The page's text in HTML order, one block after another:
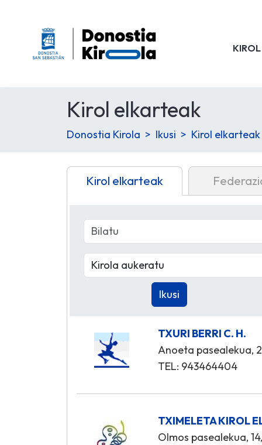
Kirol elkarteak
Donostia Kirola Ikusi Kirol elkarteak
Kirol elkarteak
TXURI BERRI C. H.
Anoeta pasealekua,
TEL: 943464404
TXIMELETA KIROL
Olmos pasealekua,